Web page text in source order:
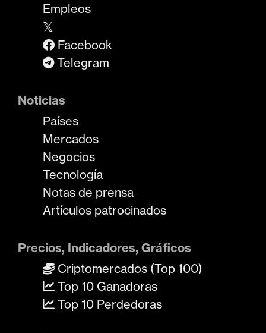
Empleos
𝕏
Facebook
Telegram
Noticias
Países
Mercados
Negocios
Tecnología
Notas de prensa
Artículos patrocinados
Precios, Indicadores, Gráficos
Criptomercados (Top 100)
Top 10 Ganadoras
Top 10 Perdedoras